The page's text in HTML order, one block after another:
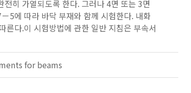
히 가열되도록 한다. 그러나 4면 또는 3면
5에 따라 바닥 부재와 함께 시험한다. 내화
른다.이 시험방법에 관한 일반 지침은 부속서
for beams